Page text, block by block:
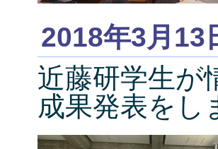
2018年3月13
近藤研学生が
成果発表をし